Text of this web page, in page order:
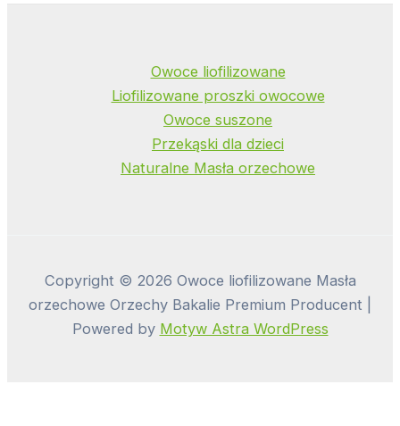
Owoce liofilizowane
Liofilizowane proszki owocowe
Owoce suszone
Przekąski dla dzieci
Naturalne Masła orzechowe
Copyright © 2026 Owoce liofilizowane Masła
orzechowe Orzechy Bakalie Premium Producent |
Powered by Motyw Astra WordPress